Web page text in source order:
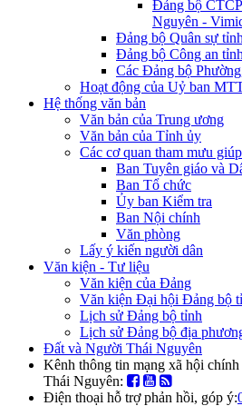
Đảng bộ
Nguyên -
Đảng bộ Quân sự tỉnh
Đảng bộ Công an tỉnh
Các Đảng bộ
Hoạt động của Uỷ ban
Hệ thống văn bản
Văn bản của Trung ương
Văn bản của Tỉnh ủy
Các cơ quan tham mưu
Ban Tuyên giáo và
Ban Tổ chức
Ủy ban Kiểm tra
Ban Nội chính
Văn phòng
Lấy ý kiến người dân
Văn kiện - Tư liệu
Văn kiện của Đảng
Văn kiện Đại hội Đảng bộ
Lịch sử Đảng bộ tỉnh
Lịch sử Đảng bộ địa
Đất và Người Thái Nguyên
Kênh thông tin mạng xã hội
Thái Nguyên:
Điện thoại hỗ trợ phản hồi, góp ý: